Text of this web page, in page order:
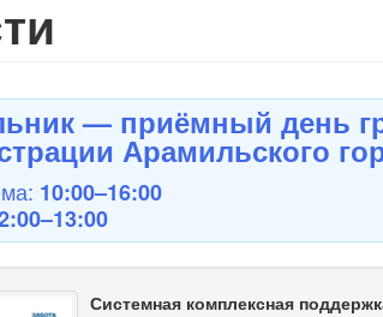
— приёмный день
Арамильского
10:00–16:00
Системная комплексная